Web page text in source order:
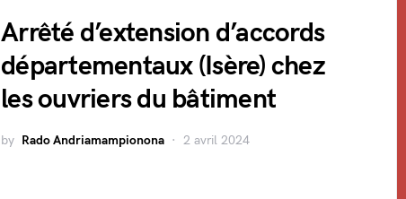
Arrêté d’extension d’accords
départementaux (Isère) chez
les ouvriers du bâtiment
by Rado Andriamampionona 2 avril 2024